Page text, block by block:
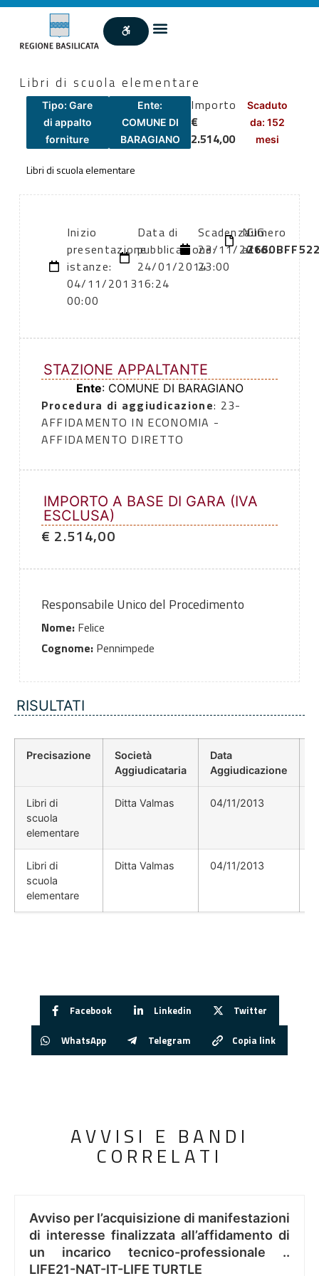
Libri di scuola elementare
Tipo: Gare
di appalto
forniture
Ente:
COMUNE DI
BARAGIANO
Importo
€
2.514,00
Scaduto
da: 152
mesi
Libri di scuola elementare
Inizio
presentazione
istanze:
04/11/2013
00:00
Data di
pubblicazione:
24/01/2014
16:24
Scadenza:
23/11/2013
23:00
Numero
atto:
CIG:
STAZIONE APPALTANTE
Ente: COMUNE DI BARAGIANO
Procedura di aggiudicazione: 23-
AFFIDAMENTO IN ECONOMIA -
AFFIDAMENTO DIRETTO
IMPORTO A BASE DI GARA (IVA
ESCLUSA)
€ 2.514,00
Responsabile Unico del Procedimento
Nome:Felice
Cognome:Pennimpede
RISULTATI
Precisazione
Società
Aggiudicataria
Data
Aggiudicazione
Libri di
scuola
elementare
Ditta Valmas 04/11/2013
Libri di
scuola
elementare
Ditta Valmas 04/11/2013
Facebook Linkedin Twitter
WhatsApp Telegram Copia link
AVVISI E BANDI
CORRELATI
Avviso per l’acquisizione di manifestazioni
di interesse finalizzata all’affidamento di
un incarico tecnico-professionale ..
LIFE21-NAT-IT-LIFE TURTLE